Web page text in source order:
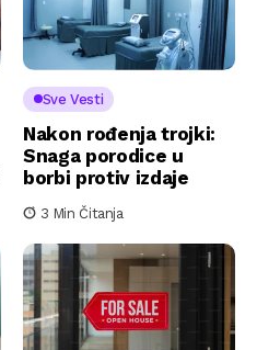
Sve Vesti
Nakon rođenja trojki:
Snaga porodice u
borbi protiv izdaje
3 Min Čitanja